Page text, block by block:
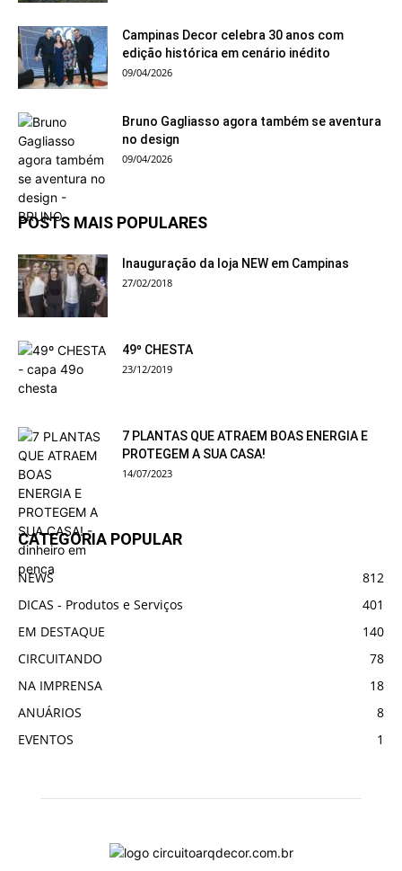
Campinas Decor celebra 30 anos com
edição histórica em cenário inédito
09/04/2026
Bruno Gagliasso agora também se aventura
no design
09/04/2026
POSTS MAIS POPULARES
Inauguração da loja NEW em Campinas
27/02/2018
49º CHESTA
23/12/2019
7 PLANTAS QUE ATRAEM BOAS ENERGIA E
PROTEGEM A SUA CASA!
14/07/2023
CATEGORIA POPULAR
NEWS
812
DICAS - Produtos e Serviços
401
EM DESTAQUE
140
CIRCUITANDO
78
NA IMPRENSA
18
ANUÁRIOS
8
EVENTOS
1